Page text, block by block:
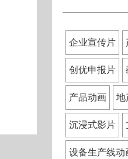
企业宣传片
创优申报片
产品动画 地
沉浸式影片
设备生产线动